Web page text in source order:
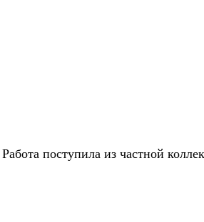
поступила из частной